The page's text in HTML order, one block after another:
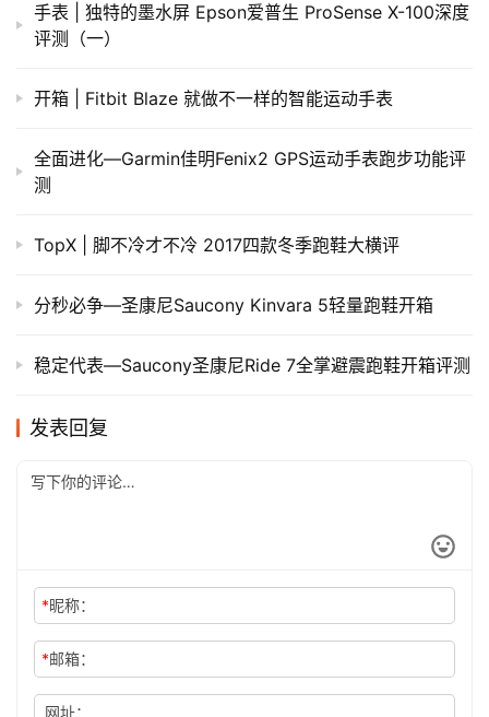
手表 | 独特的墨水屏 Epson爱普生 ProSense X-100深度
评测（一）
开箱 | Fitbit Blaze 就做不一样的智能运动手表
全面进化—Garmin佳明Fenix2 GPS运动手表跑步功能评
测
TopX | 脚不冷才不冷 2017四款冬季跑鞋大横评
分秒必争—圣康尼Saucony Kinvara 5轻量跑鞋开箱
​稳定代表—Saucony圣康尼Ride 7全掌避震跑鞋开箱评测
发表回复
*昵称：
*邮箱：
网址：